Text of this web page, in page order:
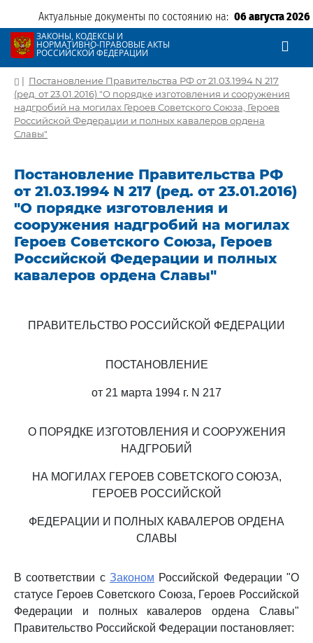
Актуальные документы по состоянию на: 06 августа 2026
ЗАКОНЫ, КОДЕКСЫ И
НОРМАТИВНО-ПРАВОВЫЕ АКТЫ
РОССИЙСКОЙ ФЕДЕРАЦИИ
| Постановление Правительства РФ от 21.03.1994 N 217
(ред. от 23.01.2016) "О порядке изготовления и сооружения
надгробий на могилах Героев Советского Союза, Героев
Российской Федерации и полных кавалеров ордена
Славы"
Постановление Правительства РФ
от 21.03.1994 N 217 (ред. от 23.01.2016)
"О порядке изготовления и
сооружения надгробий на могилах
Героев Советского Союза, Героев
Российской Федерации и полных
кавалеров ордена Славы"
ПРАВИТЕЛЬСТВО РОССИЙСКОЙ ФЕДЕРАЦИИ
ПОСТАНОВЛЕНИЕ
от 21 марта 1994 г. N 217
О ПОРЯДКЕ ИЗГОТОВЛЕНИЯ И СООРУЖЕНИЯ
НАДГРОБИЙ
НА МОГИЛАХ ГЕРОЕВ СОВЕТСКОГО СОЮЗА,
ГЕРОЕВ РОССИЙСКОЙ
ФЕДЕРАЦИИ И ПОЛНЫХ КАВАЛЕРОВ ОРДЕНА
СЛАВЫ
В соответствии с Законом Российской Федерации "О
статусе Героев Советского Союза, Героев Российской
Федерации и полных кавалеров ордена Славы"
Правительство Российской Федерации постановляет: